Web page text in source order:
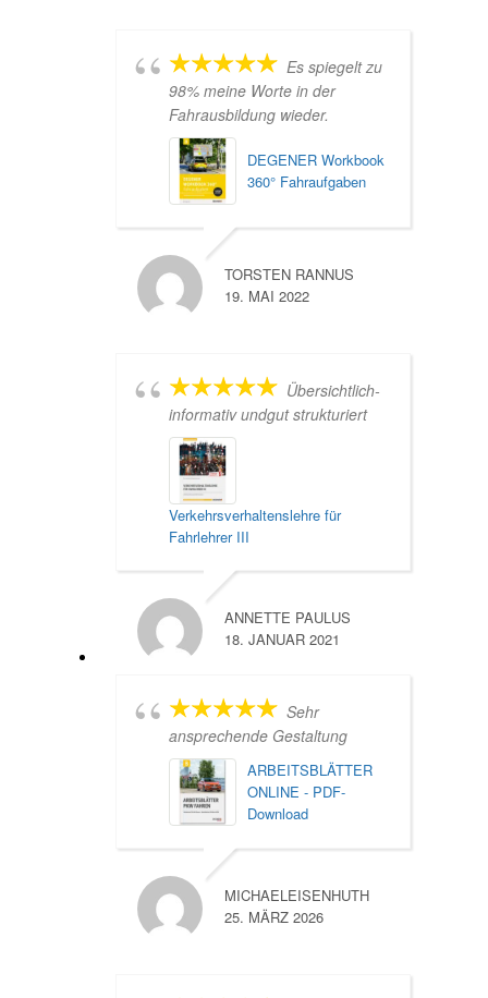
Es spiegelt zu
98% meine Worte in der
Fahrausbildung wieder.
DEGENER Workbook
360° Fahraufgaben
TORSTEN RANNUS
19. MAI 2022
Übersichtlich-
informativ undgut strukturiert
Verkehrsverhaltenslehre für
Fahrlehrer III
ANNETTE PAULUS
18. JANUAR 2021
Sehr
ansprechende Gestaltung
ARBEITSBLÄTTER
ONLINE - PDF-
Download
MICHAELEISENHUTH
25. MÄRZ 2026